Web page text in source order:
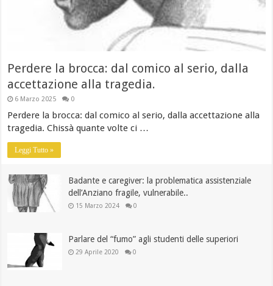
Perdere la brocca: dal comico al serio, dalla
accettazione alla tragedia.
6 Marzo 2025 0
Perdere la brocca: dal comico al serio, dalla accettazione alla
tragedia. Chissà quante volte ci …
Leggi Tutto »
Badante e caregiver: la problematica assistenziale
dell’Anziano fragile, vulnerabile..
15 Marzo 2024 0
Parlare del “fumo” agli studenti delle superiori
29 Aprile 2020 0